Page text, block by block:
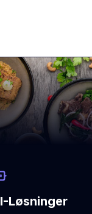
Løsninger